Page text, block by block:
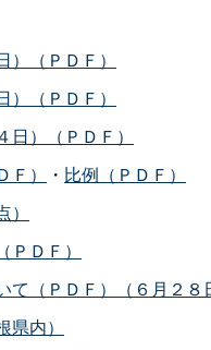
（ＰＤＦ）
（ＰＤＦ）
）（ＰＤＦ）
） ・ 比例（ＰＤＦ）
ＤＦ）
（ＰＤＦ）（６月２８
内）